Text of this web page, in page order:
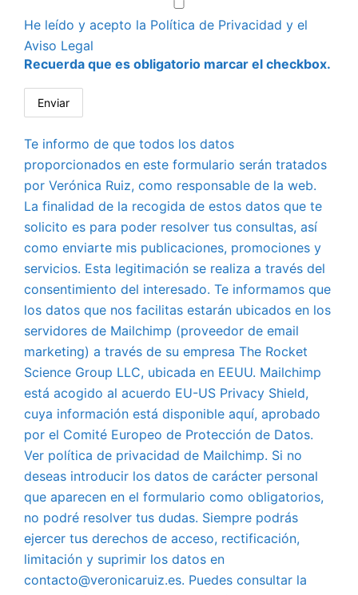
He leído y acepto la Política de Privacidad y el
Aviso Legal
Recuerda que es obligatorio marcar el checkbox.
Te informo de que todos los datos
proporcionados en este formulario serán tratados
por Verónica Ruiz, como responsable de la web.
La finalidad de la recogida de estos datos que te
solicito es para poder resolver tus consultas, así
como enviarte mis publicaciones, promociones y
servicios. Esta legitimación se realiza a través del
consentimiento del interesado. Te informamos que
los datos que nos facilitas estarán ubicados en los
servidores de Mailchimp (proveedor de email
marketing) a través de su empresa The Rocket
Science Group LLC, ubicada en EEUU. Mailchimp
está acogido al acuerdo EU-US Privacy Shield,
cuya información está disponible aquí, aprobado
por el Comité Europeo de Protección de Datos.
Ver política de privacidad de Mailchimp. Si no
deseas introducir los datos de carácter personal
que aparecen en el formulario como obligatorios,
no podré resolver tus dudas. Siempre podrás
ejercer tus derechos de acceso, rectificación,
limitación y suprimir los datos en
contacto@veronicaruiz.es. Puedes consultar la